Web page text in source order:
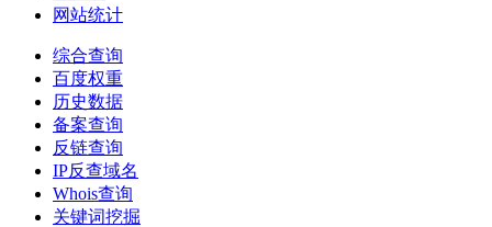
网站统计
综合查询
百度权重
历史数据
备案查询
反链查询
IP反查域名
Whois查询
关键词挖掘